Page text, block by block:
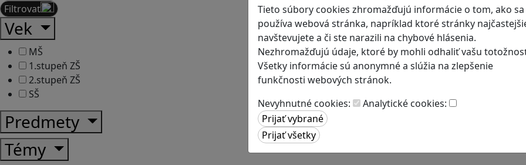
Tieto súbory cookies zhromažďujú informácie o tom, ako sa
používa webová stránka, napríklad ktoré stránky
navštevujete a či ste narazili na chybové hlásenia.
Nezhromažďujú údaje, ktoré by mohli odhaliť vašu
Všetky informácie sú anonymné a slúžia na zlepšenie
funkčnosti webových stránok.
Nevyhnutné cookies:
Analytické cookies:
Filtrovať
Vek
MŠ
1.stupeň ZŠ
2.stupeň ZŠ
SŠ
Predmety
Témy